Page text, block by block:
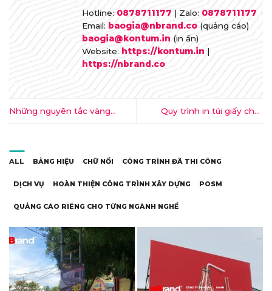
Hotline: 0878711177 | Zalo: 0878711177
Email: baogia@nbrand.co (quảng cáo)
baogia@kontum.in (in ấn)
Website: https://kontum.in |
https://nbrand.co
Những nguyên tắc vàng
Quy trình in túi giấy chất
ALL BẢNG HIỆU CHỮ NỔI CÔNG TRÌNH ĐÃ THI CÔNG
DỊCH VỤ HOÀN THIỆN CÔNG TRÌNH XÂY DỰNG POSM
QUẢNG CÁO RIÊNG CHO TỪNG NGÀNH NGHỀ